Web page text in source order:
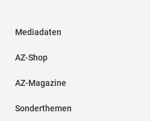
Mediadaten
AZ-Shop
AZ-Magazine
Sonderthemen